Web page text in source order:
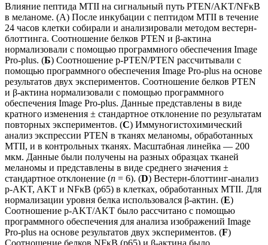
Влияние пептида MTII на сигнальный путь PTEN/AKT/NFκB
в меланоме. (А) После инкубации с пептидом MTII в течение
24 часов клетки собирали и анализировали методом вестерн-
блоттинга. Соотношение белков PTEN и β-актина
нормализовали с помощью программного обеспечения Image
Pro-plus. (Б) Соотношение p-PTEN/PTEN рассчитывали с
помощью программного обеспечения Image Pro-plus на основе
результатов двух экспериментов. Соотношение белков PTEN
и β-актина нормализовали с помощью программного
обеспечения Image Pro-plus. Данные представлены в виде
кратного изменения ± стандартное отклонение по результатам
повторных экспериментов. (C) Иммуногистохимический
анализ экспрессии PTEN в тканях меланомы, обработанных
MTII, и в контрольных тканях. Масштабная линейка — 200
мкм. Данные были получены на разных образцах тканей
меланомы и представлены в виде среднего значения ±
стандартное отклонение (n = 6). (D) Вестерн-блоттинг-анализ
p-AKT, AKT и NFκB (p65) в клетках, обработанных MTII. Для
нормализации уровня белка использовался β-актин. (E)
Соотношение p-AKT/AKT было рассчитано с помощью
программного обеспечения для анализа изображений Image
Pro-plus на основе результатов двух экспериментов. (F)
Соотношение белков NFκB (p65) и β-актина было